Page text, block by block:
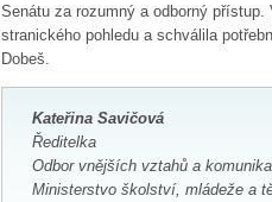
Senátu za rozumný a odborný
stranického pohledu a schválila
Dobeš.
Kateřina Savičová
Ředitelka
Odbor vnějších vztahů a
Ministerstvo školství, mládeže a